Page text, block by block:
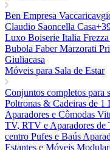
Ben Empresa
Claudio Saoncella
Luxo Boiserie Italia Frezza
Bubola FaberMarzorati
Giuliacasa
Móveis para Sala de Estar
Conjuntos completos para
Poltronas & Cadeiras de 1
Aparadores e Cômodas
TV, RTV e Aparadores de
centro Pufes e Baús
Estantes e Móveis